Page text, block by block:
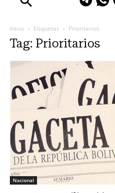
Inicio Etiquetas Prioritarios
Tag: Prioritarios
Nacional